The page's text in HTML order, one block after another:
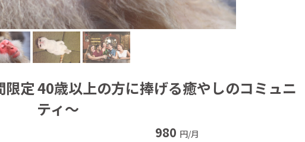
限定 40歳以上の方に捧げる癒やしのコミュニ
ティ～
980 円/月